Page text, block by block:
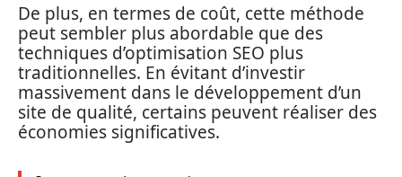
De plus, en termes de coût, cette méthode
peut sembler plus abordable que des
techniques d’optimisation SEO plus
traditionnelles. En évitant d’investir
massivement dans le développement d’un
site de qualité, certains peuvent réaliser des
économies significatives.